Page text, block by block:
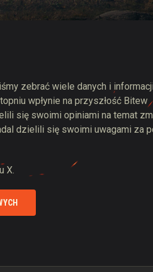
zebrać wiele danych i
wpłynie na przyszłość Bitew
się swoimi opiniami na temat
dzielili się swoimi uwagami za
X.